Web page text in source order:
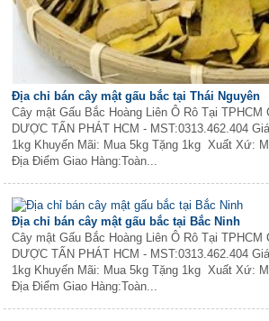
Địa chỉ bán cây mật gấu bắc tại Thái Nguyên
Cây mật Gấu Bắc Hoàng Liên Ô Rô Tại TPHCM
DƯỢC TẤN PHÁT HCM - MST:0313.462.404
1kg Khuyến Mãi: Mua 5kg Tặng 1kg Xuất Xứ:
Địa Điểm Giao Hàng:Toàn...
Địa chỉ bán cây mật gấu bắc tại Bắc Ninh
Cây mật Gấu Bắc Hoàng Liên Ô Rô Tại TPHCM
DƯỢC TẤN PHÁT HCM - MST:0313.462.404
1kg Khuyến Mãi: Mua 5kg Tặng 1kg Xuất Xứ:
Địa Điểm Giao Hàng:Toàn...